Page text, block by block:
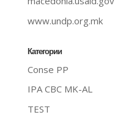
www.undp.org.mk
Категории
Conse PP
IPA CBC MK-AL
TEST